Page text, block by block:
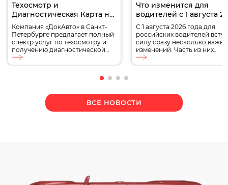
Техосмотр и
Диагностическая Карта на
Бухарестской — ДокАвто
Компания «ДокАвто» в Санкт-
Петербурге предлагает полный
спектр услуг по техосмотру и
получению диагностической
карты на Бухарестской. Мы
гарантируем высокое качество
является обязательной
процедурой для всех
владельцев транспортных
Что изменится для
водителей с 1 августа
года
С 1 августа 2026 года для
российских водителей
силу сразу несколько
изменений. Часть из них
касается обязательного
страхования ОСАГО, другие
обслуживания транспорта.
Кроме того, в августе
продолжат действовать
ВСЕ НОВОСТИ